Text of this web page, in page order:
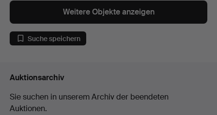
Weitere Objekte anzeigen
Suche speichern
Auktionsarchiv
Sie suchen in unserem Archiv der beendeten
Auktionen.